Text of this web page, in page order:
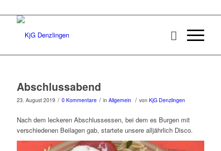
Abschlussabend
23. August 2019 / 0 Kommentare / in Allgemein / von KjG Denzlingen
Nach dem leckeren Abschlussessen, bei dem es Burgen mit
verschiedenen Beilagen gab, startete unsere alljährlich Disco.